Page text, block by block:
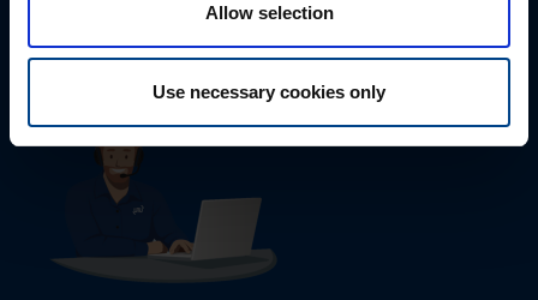
Allow selection
Use necessary cookies only
tuki@utuautomation.fi